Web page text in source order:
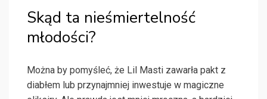
Skąd ta nieśmiertelność
młodości?
Można by pomyśleć, że Lil Masti zawarła pakt z
diabłem lub przynajmniej inwestuje w magiczne